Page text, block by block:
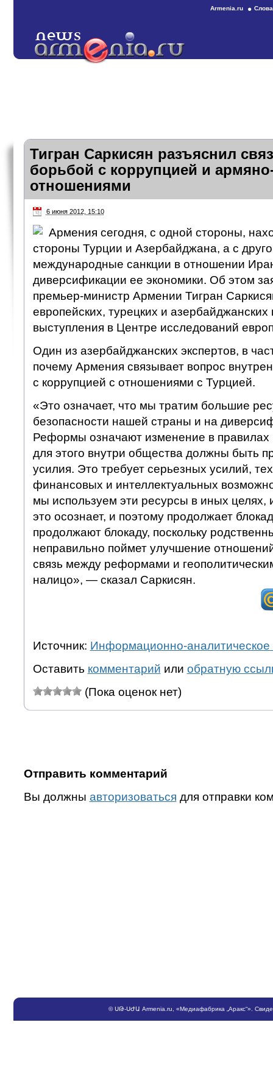
Armenia.ru
Тигран Саркисян разъяснил
борьбой с коррупцией и
отношениями
6 июня 2012, 15:10
Армения сегодня, с одной стороны,
стороны Турции и Азербайджана, а с
международные санкции в отношении
диверсификации ее экономики. Об этом
премьер-министр Армении Тигран
европейских, турецких и азербайджанских
выступления в Центре исследований
Один из азербайджанских экспертов, в
почему Армения связывает вопрос
с коррупцией с отношениями с Турцией.
«Это означает, что мы тратим большие
безопасности нашей страны и на
Реформы означают изменение в правилах
для этого внутри общества должны быть
усилия. Это требует серьезных усилий,
финансовых и интеллектуальных
мы используем эти ресурсы в иных целях,
это осознает, и поэтому продолжает
продолжают блокаду, поскольку
неправильно поймет улучшение
связь между реформами и
налицо», — сказал Саркисян.
Источник: Информационно-аналитическое
Оставить комментарий или обратную
(Пока оценок нет)
Отправить комментарий
Вы должны авторизоваться для отправки
©ՍԹ-ՍԺԱ Armenia.ru , «Медиафабрика „Аракс“».